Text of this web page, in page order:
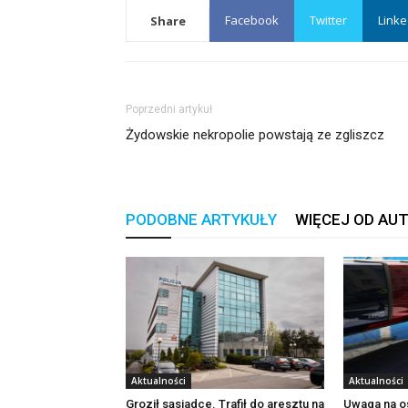
Share Facebook Twitter
Poprzedni artykuł
Żydowskie nekropolie powstają ze zgliszcz
PODOBNE ARTYKUŁY WIĘCEJ OD
Aktualności
Groził sąsiadce. Trafił do aresztu na
Aktualności
Uwaga na